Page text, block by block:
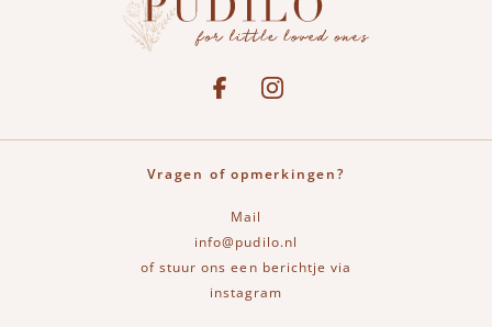
See our FacebookBekijk onze Instagram pagina
Vragen of opmerkingen?
Mail
info@pudilo.nl
of stuur ons een berichtje via
instagram